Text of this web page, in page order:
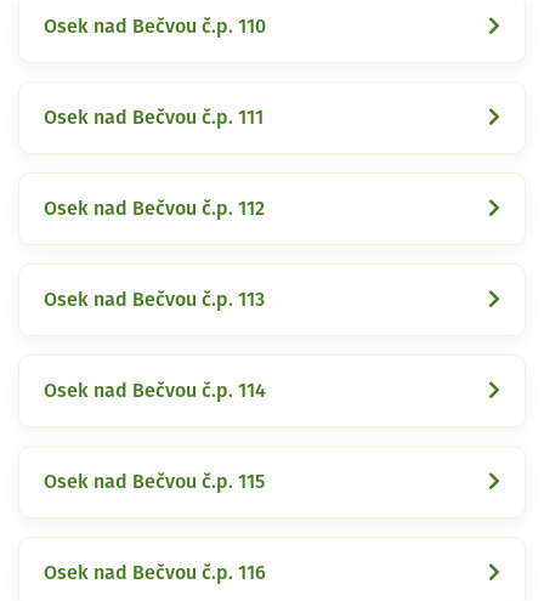
Osek nad Bečvou č.p. 110
Osek nad Bečvou č.p. 111
Osek nad Bečvou č.p. 112
Osek nad Bečvou č.p. 113
Osek nad Bečvou č.p. 114
Osek nad Bečvou č.p. 115
Osek nad Bečvou č.p. 116